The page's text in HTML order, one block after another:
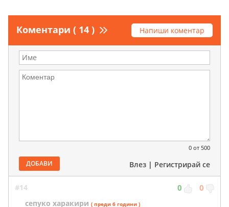
Коментари ( 14 ) Напиши коментар
0 от 500
ДОБАВИ Влез | Регистрирай се
#14 0 0
сепуко харакири ( преди 6 години )